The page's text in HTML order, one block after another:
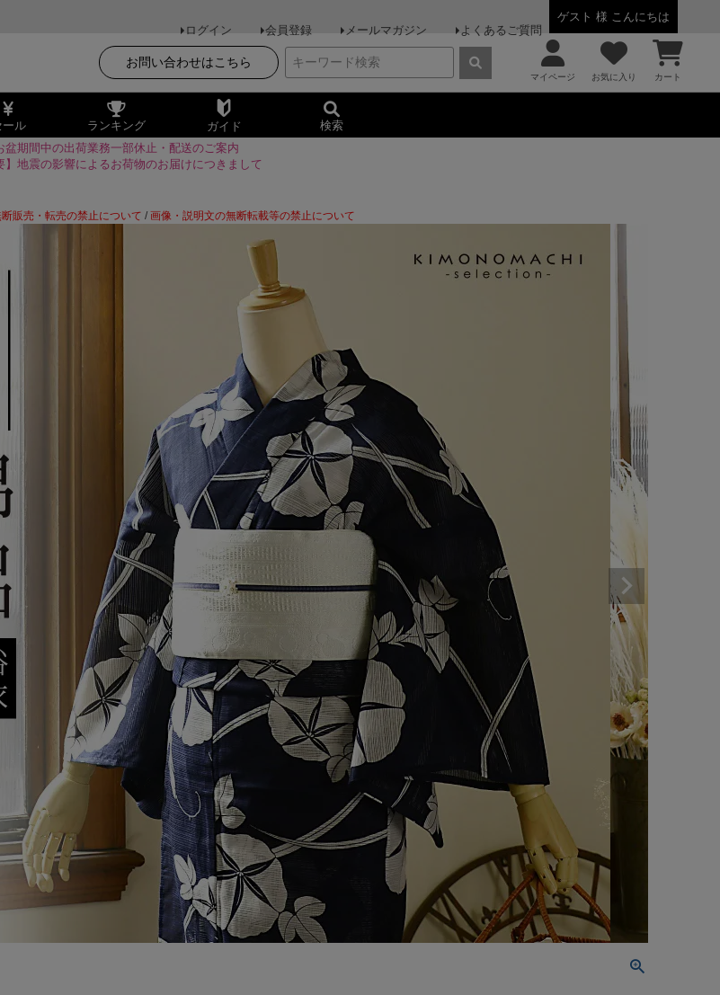
ゲスト 様 こんにちは
ログイン
会員登録 メールマガジン よくあるご質問
お問い合わせはこちら
マイページ お気に入り カート
ール ランキング ガイド 検索
盆期間中の出荷業務一部休止・配送のご案内
】地震の影響によるお荷物のお届けにつきまして
販売・転売の禁止について / 画像・説明文の無断転載等の禁止について